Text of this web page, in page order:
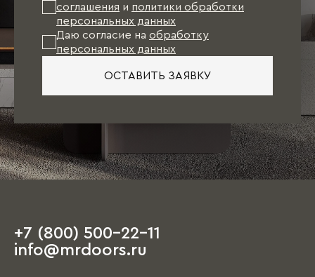
соглашения и политики обработки
персональных данных
Даю согласие на обработку
персональных данных
ОСТАВИТЬ ЗАЯВКУ
+7 (800) 500-22-11
info@mrdoors.ru